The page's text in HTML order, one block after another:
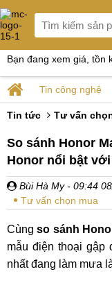
Bạn đang xem giá, tồn
Tin công nghệ
Tin tức Tư vấn
So sánh Honor
Honor nổi bật
Bùi Hà My - 09:44
Tư vấn chọn mua
Cùngso sánh
mẫu điện thoại gập
nhất đang làm mưa